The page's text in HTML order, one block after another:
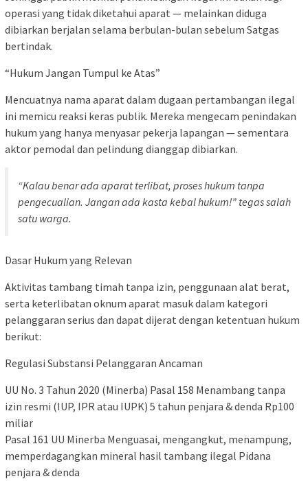
operasi yang tidak diketahui aparat — melainkan diduga
dibiarkan berjalan selama berbulan-bulan sebelum Satgas
bertindak.
“Hukum Jangan Tumpul ke Atas”
Mencuatnya nama aparat dalam dugaan pertambangan ilegal
ini memicu reaksi keras publik. Mereka mengecam penindakan
hukum yang hanya menyasar pekerja lapangan — sementara
aktor pemodal dan pelindung dianggap dibiarkan.
“Kalau benar ada aparat terlibat, proses hukum tanpa
pengecualian. Jangan ada kasta kebal hukum!” tegas salah
satu warga.
Dasar Hukum yang Relevan
Aktivitas tambang timah tanpa izin, penggunaan alat berat,
serta keterlibatan oknum aparat masuk dalam kategori
pelanggaran serius dan dapat dijerat dengan ketentuan hukum
berikut:
Regulasi Substansi Pelanggaran Ancaman
UU No. 3 Tahun 2020 (Minerba) Pasal 158 Menambang tanpa
izin resmi (IUP, IPR atau IUPK) 5 tahun penjara & denda Rp100
miliar
Pasal 161 UU Minerba Menguasai, mengangkut, menampung,
memperdagangkan mineral hasil tambang ilegal Pidana
penjara & denda